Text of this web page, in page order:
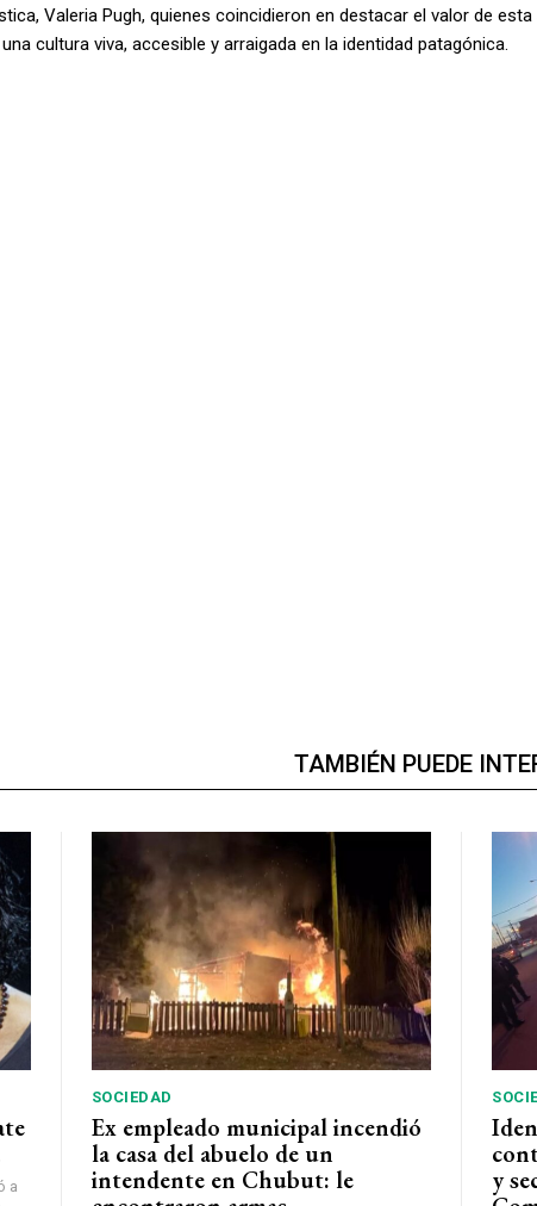
Valeria Pugh, quienes coincidieron en destacar el valor de
cultura viva, accesible y arraigada en la identidad patagónica.
TAMBIÉN PUEDE
a
SOCIEDAD
Ex empleado municipal incendió
la casa del abuelo de un
intendente en Chubut: le
y